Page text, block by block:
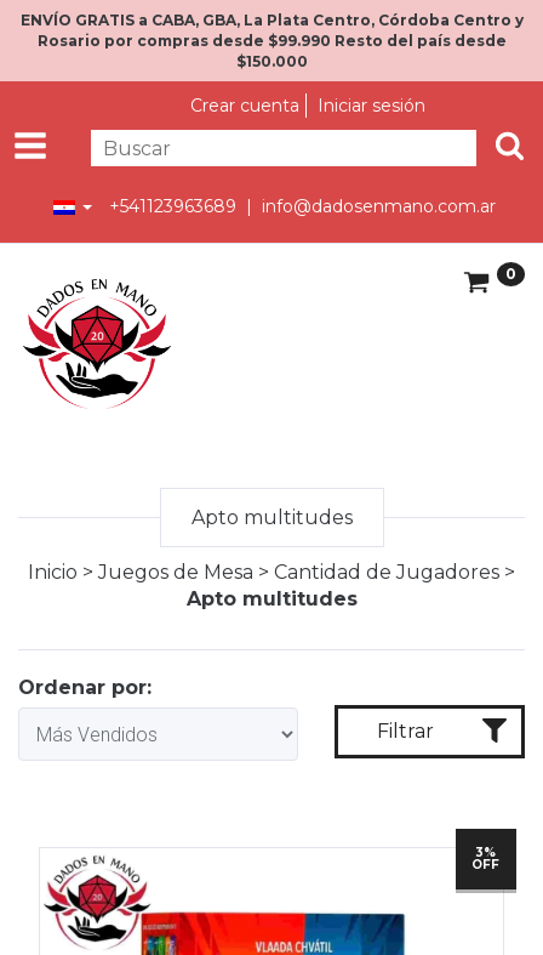
ENVÍO GRATIS a CABA, GBA, La Plata Centro, Córdoba Centro y
Rosario por compras desde $99.990 Resto del país desde
$150.000
Crear cuenta Iniciar sesión
+541123963689 | info@dadosenmano.com.ar
0
Apto multitudes
Inicio > Juegos de Mesa > Cantidad de Jugadores >
Apto multitudes
Ordenar por:
Filtrar
3%
OFF